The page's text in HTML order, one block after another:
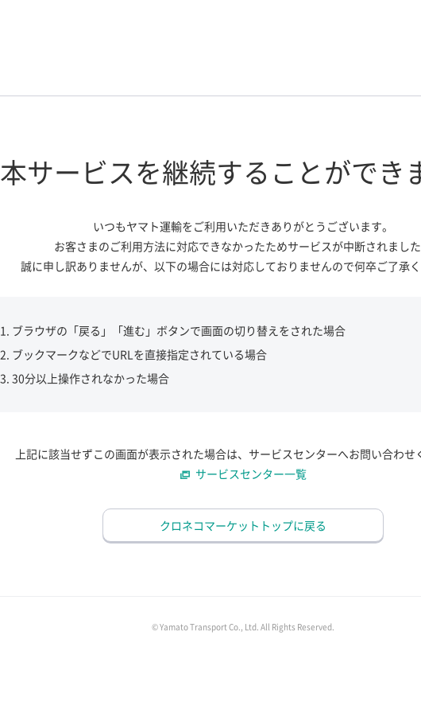
本サービスを継続する ことができ
いつもヤマト運輸をご利用いただきありがとうございます。
お客さまのご利用方法に対応できなかったためサービスが中断されました
誠に申し訳ありませんが、 以下の場合には対応しておりませんので何卒ご了承く
ブラウザの「戻る」「進む」ボタンで画面の切り替えをされた場合
ブックマークなどでURLを直接指定されている場合
30分以上操作されなかった場合
上記に該当せずこの画面が表示された場合は、サービスセンターへお問い合わせ
サービスセンター一覧
クロネコマーケットトップに戻る
© Yamato Transport Co., Ltd. All Rights Reserved.